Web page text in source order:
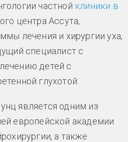
частной клиники в
центра Ассута,
лечения и хирургии уха,
специалист с
детей с
глухотой.
является одним из
европейской академии
а также